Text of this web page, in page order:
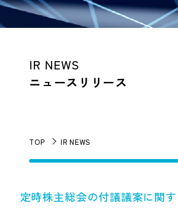
IR NEWS
ニュースリリース
TOP IR NEWS
定時株主総会の付議議案に関